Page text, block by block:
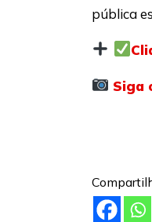
pública
Siga